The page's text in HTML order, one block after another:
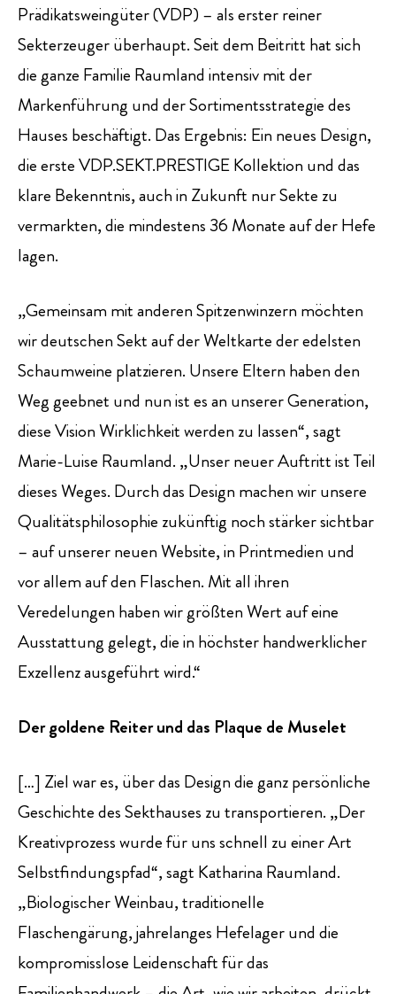
Prädikatsweingüter (VDP) – als erster reiner
Sekterzeuger überhaupt. Seit dem Beitritt hat sich
die ganze Familie Raumland intensiv mit der
Markenführung und der Sortimentsstrategie des
Hauses beschäftigt. Das Ergebnis: Ein neues Design,
die erste VDP.SEKT.PRESTIGE Kollektion und das
klare Bekenntnis, auch in Zukunft nur Sekte zu
vermarkten, die mindestens 36 Monate auf der Hefe
lagen.
„Gemeinsam mit anderen Spitzenwinzern möchten
wir deutschen Sekt auf der Weltkarte der edelsten
Schaumweine platzieren. Unsere Eltern haben den
Weg geebnet und nun ist es an unserer Generation,
diese Vision Wirklichkeit werden zu lassen“, sagt
Marie-Luise Raumland. „Unser neuer Auftritt ist Teil
dieses Weges. Durch das Design machen wir unsere
Qualitätsphilosophie zukünftig noch stärker sichtbar
– auf unserer neuen Website, in Printmedien und
vor allem auf den Flaschen. Mit all ihren
Veredelungen haben wir größten Wert auf eine
Ausstattung gelegt, die in höchster handwerklicher
Exzellenz ausgeführt wird.“
Der goldene Reiter und das Plaque de Muselet
[…] Ziel war es, über das Design die ganz persönliche
Geschichte des Sekthauses zu transportieren. „Der
Kreativprozess wurde für uns schnell zu einer Art
Selbstfindungspfad“, sagt Katharina Raumland.
„Biologischer Weinbau, traditionelle
Flaschengärung, jahrelanges Hefelager und die
kompromisslose Leidenschaft für das